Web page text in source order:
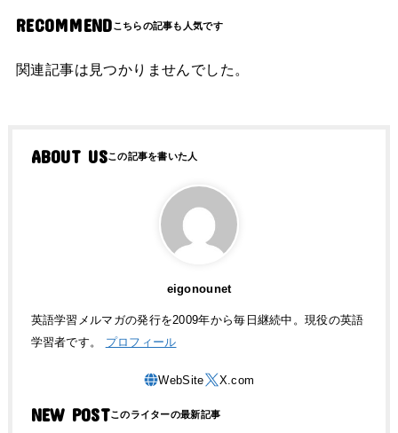
RECOMMEND
関連記事は見つかりませんでした。
ABOUT US
eigonounet
英語学習メルマガの発行を2009年から毎日継続中。現役の英語
学習者です。 プロフィール
NEW POST